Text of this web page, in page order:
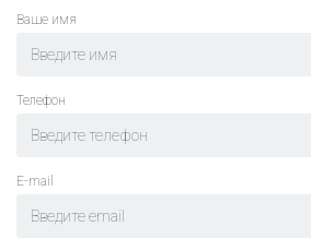
Ваше имя
Телефон
E-mail